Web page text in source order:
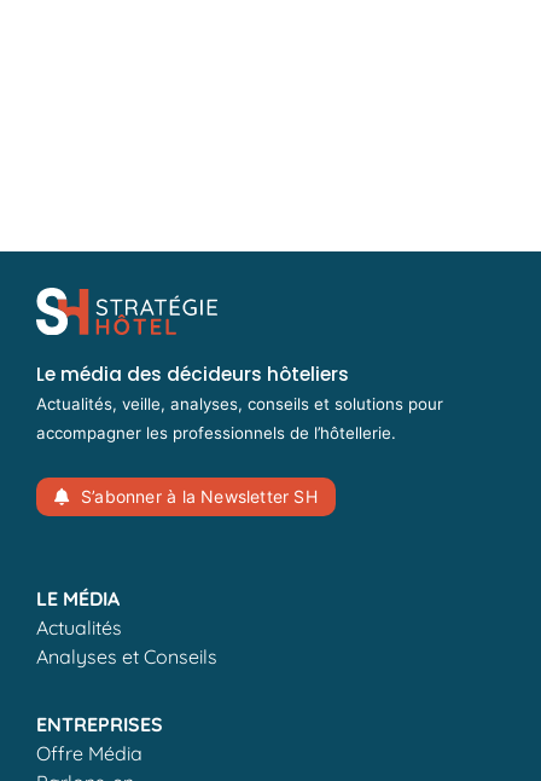
Le média des décideurs hôteliers
Actualités, veille, analyses, conseils et solutions pour
accompagner les professionnels de l’hôtellerie.
S’abonner à la Newsletter SH
LE MÉDIA
Actualités
Analyses et Conseils
ENTREPRISES
Offre Média